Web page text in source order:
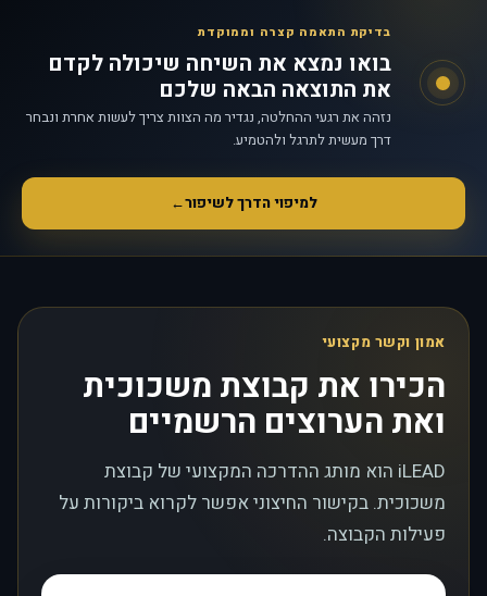
בדיקת התאמה קצרה וממוקדת
בואו נמצא את השיחה שיכולה לקדם
את התוצאה הבאה שלכם
נזהה את רגעי ההחלטה, נגדיר מה הצוות צריך לעשות אחרת ונבחר
דרך מעשית לתרגל ולהטמיע.
למיפוי הדרך לשיפור←
אמון וקשר מקצועי
הכירו את קבוצת משכוכית
ואת הערוצים הרשמיים
iLEAD הוא מותג ההדרכה המקצועי של קבוצת
משכוכית. בקישור החיצוני אפשר לקרוא ביקורות על
פעילות הקבוצה.